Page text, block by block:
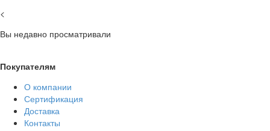
<
Вы недавно просматривали
Покупателям
О компании
Сертификация
Доставка
Контакты